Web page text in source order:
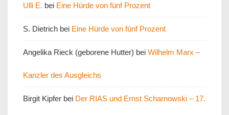
Ulli E. bei Eine Hürde von fünf Prozent
S. Dietrich bei Eine Hürde von fünf Prozent
Angelika Rieck (geborene Hutter) bei Wilhelm Marx –
Kanzler des Ausgleichs
Birgit Kipfer bei Der RIAS und Ernst Scharnowski – 17.